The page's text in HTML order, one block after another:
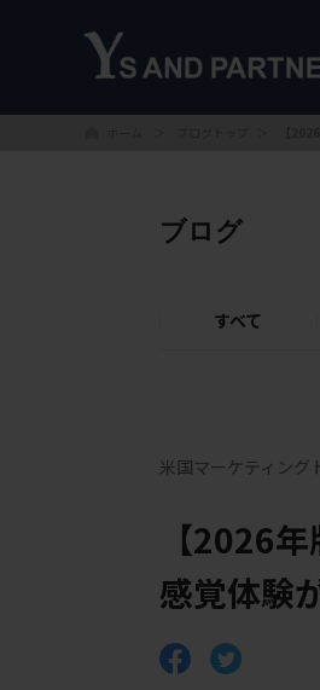
ブログ
すべて
米国マーケティング
【2026
感覚体験